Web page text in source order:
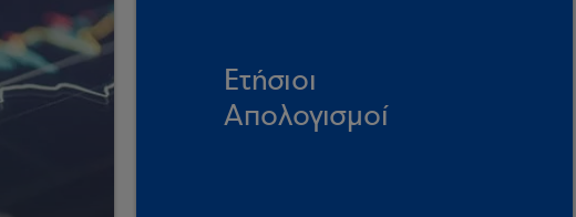
Ετήσιοι
Απολογισμοί